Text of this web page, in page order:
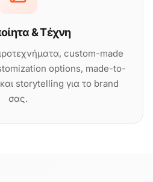
& Τέχνη
custom-made
options, made-to-
storytelling για το brand
σας.